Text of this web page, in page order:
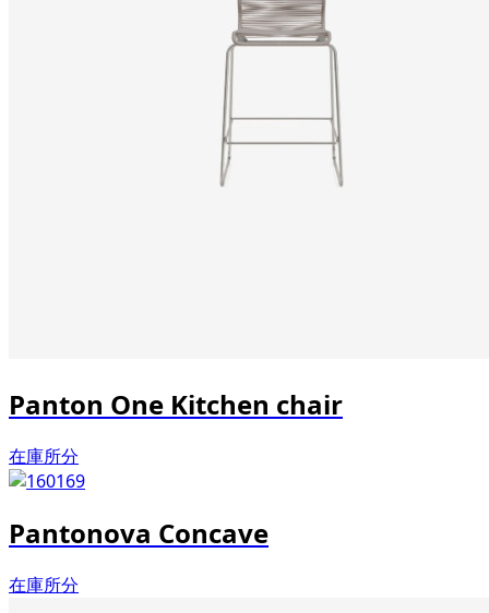
Panton One Kitchen chair
在庫所分
Pantonova Concave
在庫所分